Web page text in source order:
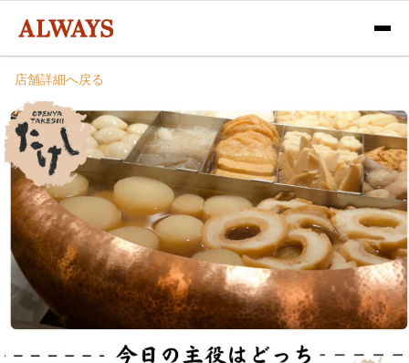
店舗詳細へ戻る